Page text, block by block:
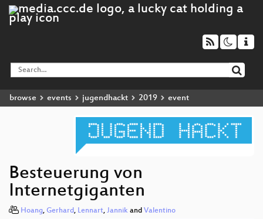
browse events jugendhackt 2019 event
Besteuerung von
Internetgiganten
Hoang, Gerhard, Lennart, Jannik and Valentino